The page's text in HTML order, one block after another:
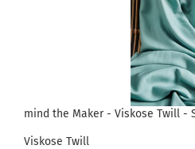
mind the Maker - Viskose Twill -
Viskose Twill